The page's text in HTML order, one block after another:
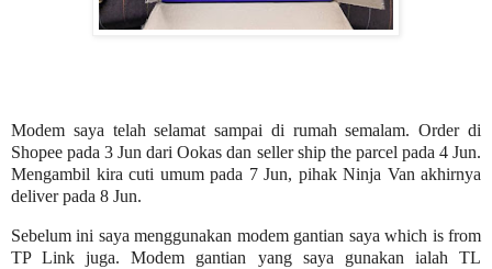
Modem saya telah selamat sampai di rumah semalam. Order di
Shopee pada 3 Jun dari Ookas dan seller ship the parcel pada 4 Jun.
Mengambil kira cuti umum pada 7 Jun, pihak Ninja Van akhirnya
deliver pada 8 Jun.
Sebelum ini saya menggunakan modem gantian saya which is from
TP Link juga. Modem gantian yang saya gunakan ialah TL